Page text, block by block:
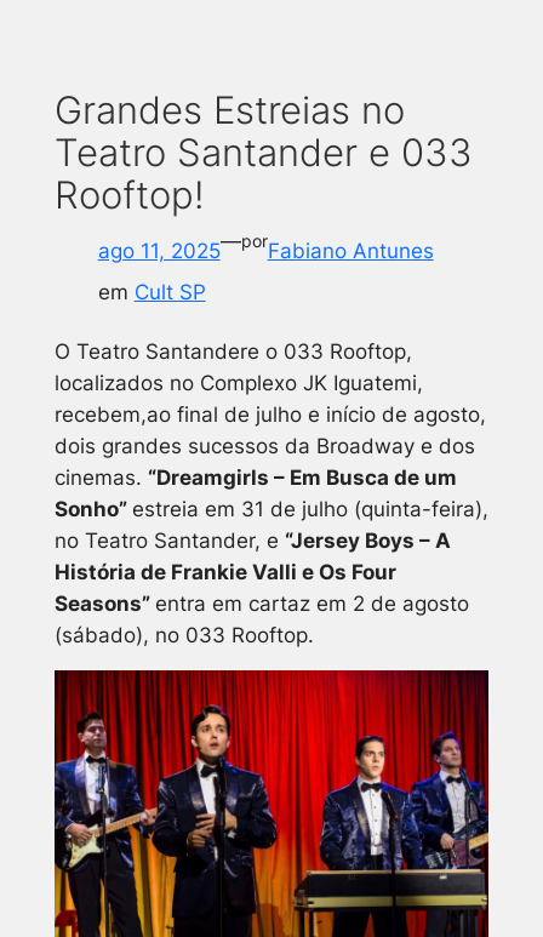
Grandes Estreias no
Teatro Santander e 033
Rooftop!
ago 11, 2025—porFabiano Antunes
em Cult SP
O Teatro Santandere o 033 Rooftop,
localizados no Complexo JK Iguatemi,
recebem,ao final de julho e início de agosto,
dois grandes sucessos da Broadway e dos
cinemas. “Dreamgirls – Em Busca de um
Sonho” estreia em 31 de julho (quinta-feira),
no Teatro Santander, e “Jersey Boys – A
História de Frankie Valli e Os Four
Seasons” entra em cartaz em 2 de agosto
(sábado), no 033 Rooftop.